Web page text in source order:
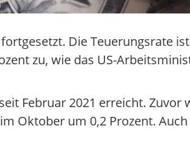
Die Teuerungsrate
zu, wie das US-
Februar 2021 erreicht. Zuvor
Oktober um 0,2 Prozent.